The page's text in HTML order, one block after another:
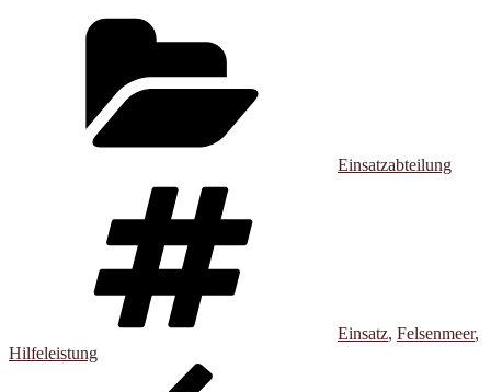
Einsatzabteilung
Einsatz, Felsenmeer,
Hilfeleistung
Beitragsnavigation